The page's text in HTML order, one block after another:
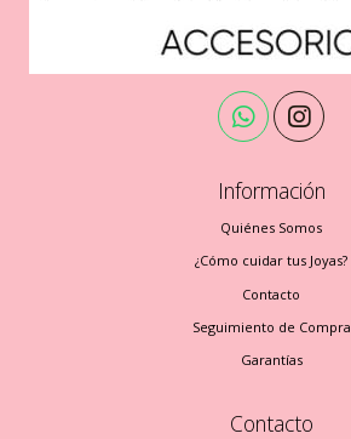
Información
Quiénes Somos
¿Cómo cuidar tus Joyas?
Contacto
Seguimiento de Compra
Garantías
Contacto